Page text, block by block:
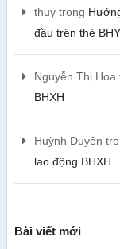
thuytrong
đầu trên thẻ
Nguyễn Thị Hoa
BHXH
Huỳnh Duyên
lao động BHXH
Bài viết mới